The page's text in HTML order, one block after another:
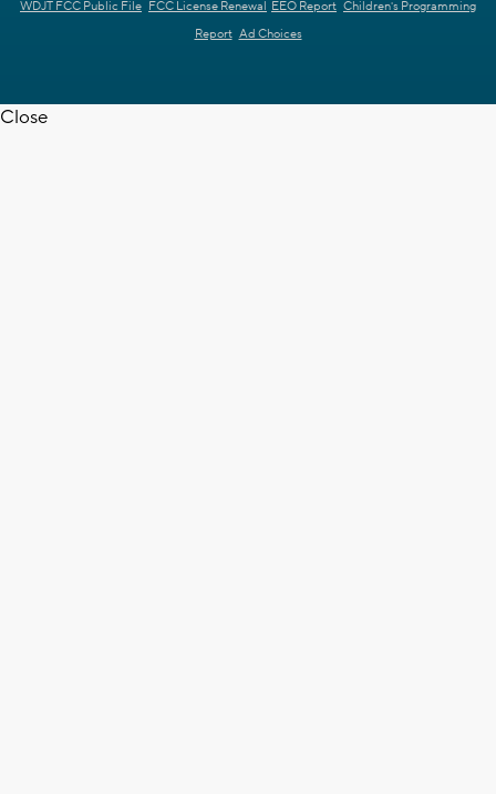
WDJT FCC Public File FCC License Renewal EEO Report Children's Programming
Report Ad Choices
Close